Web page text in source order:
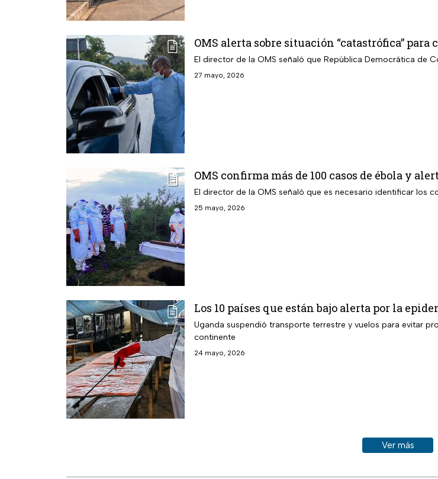
OMS alerta sobre situación “catastrófica” para
El director de la OMS señaló que República Democrática
27 mayo, 2026
OMS confirma más de 100 casos de ébola y
El director de la OMS señaló que es necesario identificar
25 mayo, 2026
Los 10 países que están bajo alerta por la
Uganda suspendió transporte terrestre y vuelos para evitar
continente
24 mayo, 2026
Ver más
Ver más